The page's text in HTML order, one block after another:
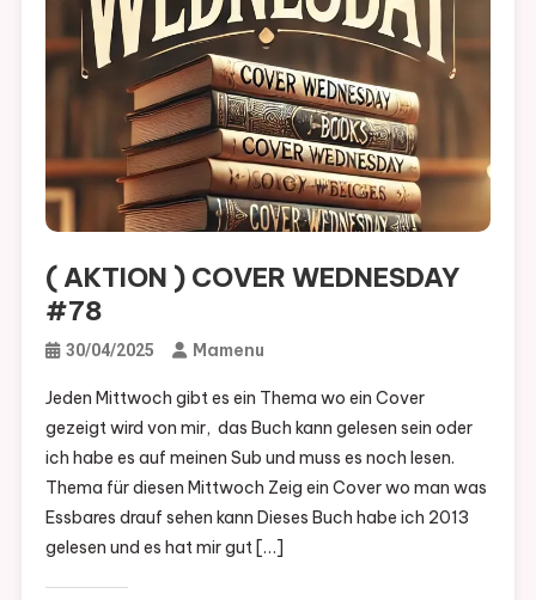
( AKTION ) COVER WEDNESDAY
#78
30/04/2025 Mamenu
Jeden Mittwoch gibt es ein Thema wo ein Cover
gezeigt wird von mir, das Buch kann gelesen sein oder
ich habe es auf meinen Sub und muss es noch lesen.
Thema für diesen Mittwoch Zeig ein Cover wo man was
Essbares drauf sehen kann Dieses Buch habe ich 2013
gelesen und es hat mir gut […]